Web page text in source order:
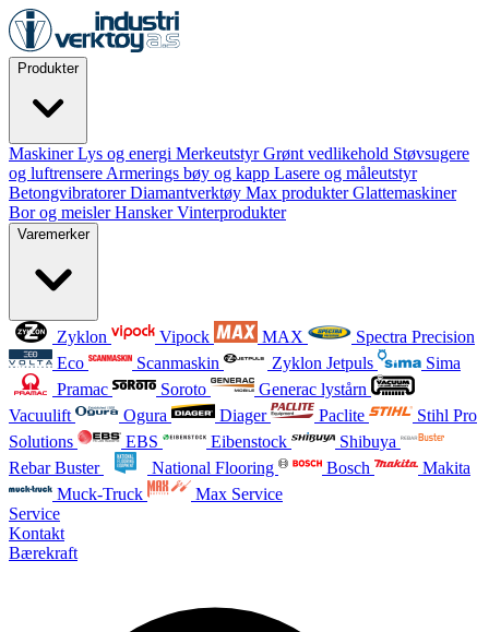
Produkter
MaskinerLys og energi MerkeutstyrGrønt vedlikehold Støvsugere
og luftrensere Armerings bøy og kapp Lasere og måleutstyr
BetongvibratorerDiamantverktøy Max produkterGlattemaskiner
Bor og meislerHanskerVinterprodukter
Varemerker
Zyklon Vipock MAX
Spectra Precision
Eco
Scanmaskin Zyklon Jetpuls
Sima
Pramac
Soroto
Generac lystårn
Vacuulift
Ogura Diager Paclite
Stihl Pro
Solutions
EBS Eibenstock
Shibuya
Rebar Buster
National Flooring Bosch
Makita
Muck-Truck
Max Service
Service
Kontakt
Bærekraft